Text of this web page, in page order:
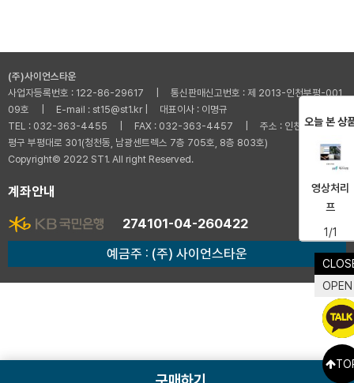
구매하기
(주)사이언스타운
사업자등록번호 : 122-86-29617 | 통신판매신고번호 : 제 2013-인천부평-001
09호 | E-mail : st15@st1.kr | 대표이사 : 이명규
TEL : 032-363-4455 | FAX : 032-363-4457 | 주소 : 인천광역시 부
평구 부평대로 301(청천동, 남광센트렉스 7층 705호, 8층 803호)
Copyright© 2022 ST1. All right Reserved.
계좌안내
274101-04-260422
예금주 : (주) 사이언스타운
OPEN
오늘 본 상
영상처리
프
1/1